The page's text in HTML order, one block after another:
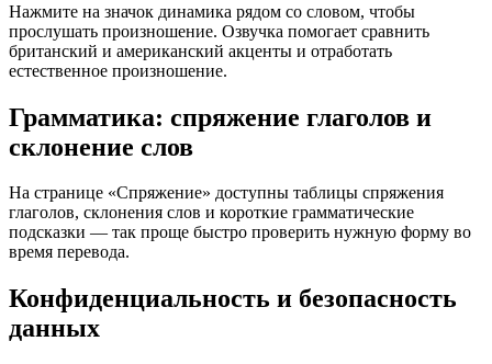
Нажмите на значок динамика рядом со словом, чтобы
прослушать произношение. Озвучка помогает сравнить
британский и американский акценты и отработать
естественное произношение.
Грамматика: спряжение глаголов и
склонение слов
На странице «Спряжение» доступны таблицы спряжения
глаголов, склонения слов и короткие грамматические
подсказки — так проще быстро проверить нужную форму во
время перевода.
Конфиденциальность и безопасность
данных